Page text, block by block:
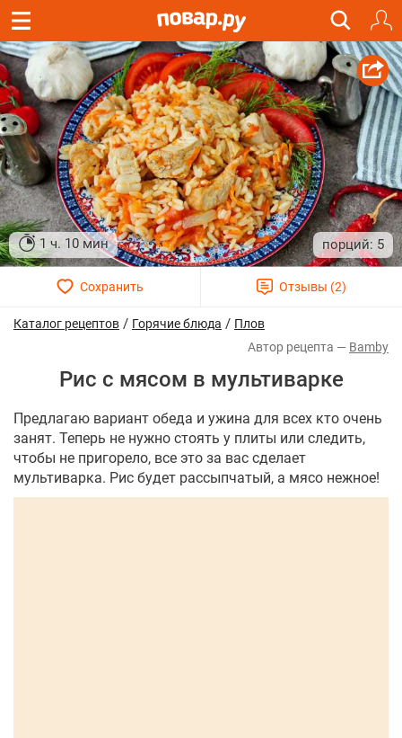
1 ч. 10 мин 5
Каталог рецептов / Горячие блюда / Плов
Bamby
Рис с мясом в мультиварке
Предлагаю вариант обеда и ужина для всех кто очень
занят. Теперь не нужно стоять у плиты или следить,
чтобы не пригорело, все это за вас сделает
мультиварка. Рис будет рассыпчатый, а мясо нежное!